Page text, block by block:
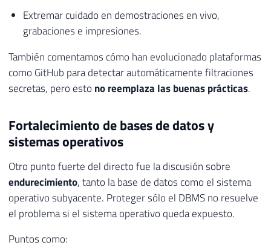
Extremar cuidado en demostraciones en vivo,
grabaciones e impresiones.
También comentamos cómo han evolucionado plataformas
como GitHub para detectar automáticamente filtraciones
secretas, pero esto no reemplaza las buenas prácticas.
Fortalecimiento de bases de datos y
sistemas operativos
Otro punto fuerte del directo fue la discusión sobre
endurecimiento, tanto la base de datos como el sistema
operativo subyacente. Proteger sólo el DBMS no resuelve
el problema si el sistema operativo queda expuesto.
Puntos como: